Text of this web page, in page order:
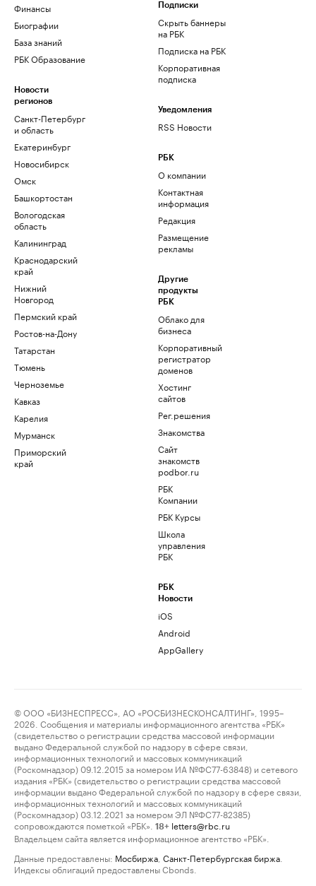
Финансы
Биографии
База знаний
РБК Образование
Новости
регионов
Санкт-Петербург
и область
Екатеринбург
Новосибирск
Омск
Башкортостан
Вологодская
область
Калининград
Краснодарский
край
Нижний
Новгород
Пермский край
Ростов-на-Дону
Татарстан
Тюмень
Черноземье
Кавказ
Карелия
Мурманск
Приморский
край
Подписки
Скрыть баннеры
на РБК
Подписка на РБК
Корпоративная
подписка
Уведомления
RSS Новости
РБК
О компании
Контактная
информация
Редакция
Размещение
рекламы
Другие
продукты
РБК
Облако для
бизнеса
Корпоративный
регистратор
доменов
Хостинг
сайтов
Рег.решения
Знакомства
Сайт
знакомств
podbor.ru
РБК
Компании
РБК Курсы
Школа
управления
РБК
РБК
Новости
iOS
Android
AppGallery
© ООО «БИЗНЕСПРЕСС», АО «РОСБИЗНЕСКОНСАЛТИНГ», 1995–
2026. Сообщения и материалы информационного агентства «РБК»
(свидетельство о регистрации средства массовой информации
выдано Федеральной службой по надзору в сфере связи,
информационных технологий и массовых коммуникаций
(Роскомнадзор) 09.12.2015 за номером ИА №ФС77-63848) и сетевого
издания «РБК» (свидетельство о регистрации средства массовой
информации выдано Федеральной службой по надзору в сфере связи,
информационных технологий и массовых коммуникаций
(Роскомнадзор) 03.12.2021 за номером ЭЛ №ФС77-82385)
сопровождаются пометкой «РБК».
18+ letters@rbc.ru
Владельцем сайта является информационное агентство «РБК».
Данные предоставлены: Мосбиржа Санкт-Петербургская биржа
Индексы облигаций предоставлены Cbonds.